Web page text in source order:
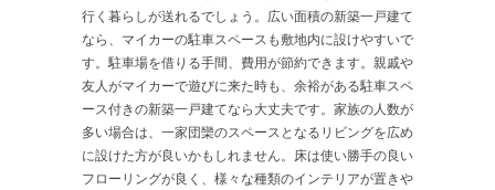
行く暮らしが送れるでしょう。広い面積の新築一戸建て
なら、マイカーの駐車スペースも敷地内に設けやすいで
す。駐車場を借りる手間、費用が節約できます。親戚や
友人がマイカーで遊びに来た時も、余裕がある駐車スペ
ース付きの新築一戸建てなら大丈夫です。家族の人数が
多い場合は、一家団欒のスペースとなるリビングを広め
に設けた方が良いかもしれません。床は使い勝手の良い
フローリングが良く、様々な種類のインテリアが置きや